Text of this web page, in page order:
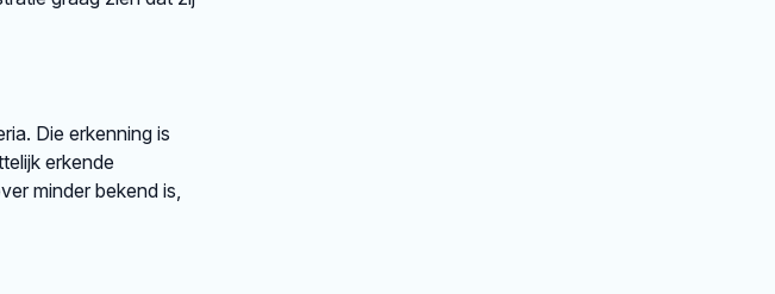
Die erkenning is
erkende
minder bekend is,